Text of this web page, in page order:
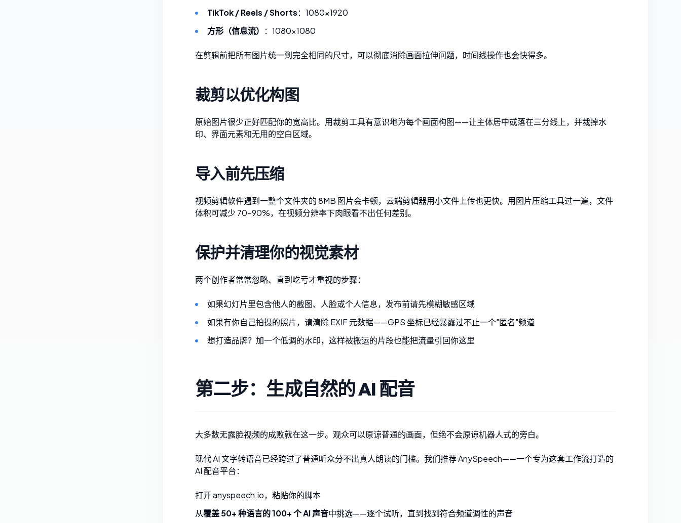
TikTok / Reels / Shorts：1080×1920
方形（信息流）
：1080×1080
在剪辑前把所有图片统一到完全相同的尺寸，可以彻底消除画面拉伸问题，时间线操作也会快得多。
裁剪以优化构图
原始图片很少正好匹配你的宽高比。用裁剪工具有意识地为每个画面构图——让主体居中或落在三分线上，并裁掉水
印、界面元素和无用的空白区域。
导入前先压缩
视频剪辑软件遇到一整个文件夹的 8MB 图片会卡顿，云端剪辑器用小文件上传也更快。用图片压缩工具过一遍，文件
体积可减少 70–90%，在视频分辨率下肉眼看不出任何差别。
保护并清理你的视觉素材
两个创作者常常忽略、直到吃亏才重视的步骤：
如果幻灯片里包含他人的截图、人脸或个人信息，发布前请先模糊敏感区域
如果有你自己拍摄的照片，请清除 EXIF 元数据——GPS 坐标已经暴露过不止一个"匿名"频道
想打造品牌？ 加一个低调的水印，这样被搬运的片段也能把流量引回你这里
第二步：生成自然的 AI 配音
大多数无露脸视频的成败就在这一步。观众可以原谅普通的画面，但绝不会原谅机器人式的旁白。
现代 AI 文字转语音已经跨过了普通听众分不出真人朗读的门槛。我们推荐AnySpeech——一个专为这套工作流打造的
AI 配音平台：
打开anyspeech.io，粘贴你的脚本
从覆盖 50+ 种语言的 100+ 个 AI 声音中挑选——逐个试听，直到找到符合频道调性的声音